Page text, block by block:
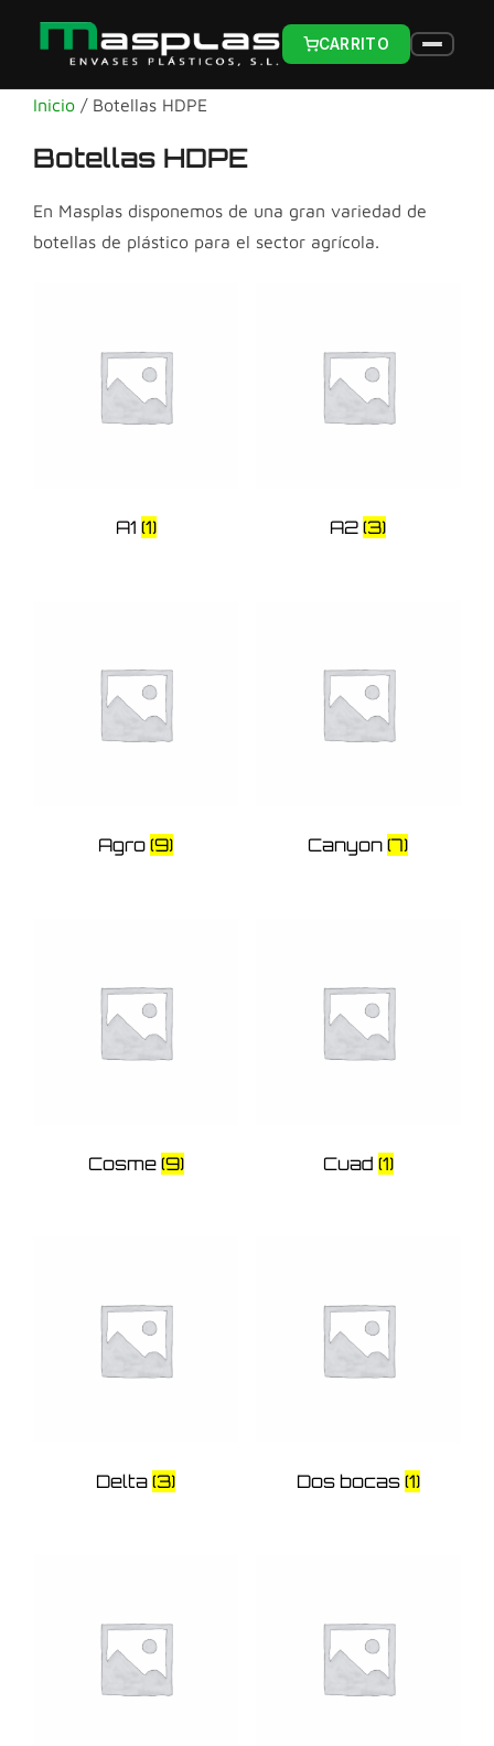
CARRITO
Inicio / Botellas HDPE
Botellas HDPE
En Masplas disponemos de una gran variedad de
botellas de plástico para el sector agrícola.
A1 (1) A2(3)
Agro(9) Canyon(7)
Cosme (9) Cuad (1)
Delta(3) Dos bocas (1)